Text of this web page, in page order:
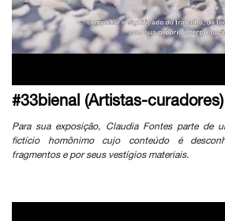
#33bienal (Artistas-
Para sua exposição, Claudia Fontes parte de
fictício homônimo cujo conteúdo é
fragmentos e por seus vestígios materiais.